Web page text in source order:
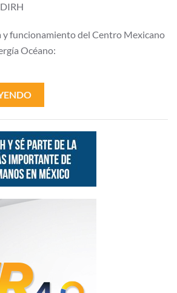
y funcionamiento del Centro Mexicano
Océano: